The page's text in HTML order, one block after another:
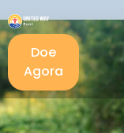
Doe
Agora